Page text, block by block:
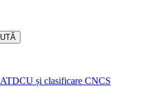
și clasificare CNCS